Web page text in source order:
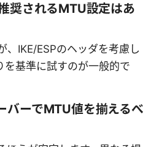
奨されるMTU設定はあ
、IKE/ESPのヘッダを考慮し
基準に試すのが一般的で
バーでMTU値を揃えるべ